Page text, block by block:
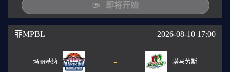
即将开始
菲MPBL 2026-08-10 17:00
玛丽基纳 - 塔马劳斯